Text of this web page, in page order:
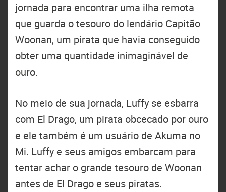
jornada para encontrar uma ilha remota
que guarda o tesouro do lendário Capitão
Woonan, um pirata que havia conseguido
obter uma quantidade inimaginável de
ouro.
No meio de sua jornada, Luffy se esbarra
com El Drago, um pirata obcecado por ouro
e ele também é um usuário de Akuma no
Mi. Luffy e seus amigos embarcam para
tentar achar o grande tesouro de Woonan
antes de El Drago e seus piratas.